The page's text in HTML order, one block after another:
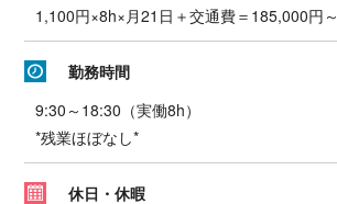
1,100円×8h×月21日＋交通費＝185,000円～
勤務時間
9:30～18:30（実働8h）
*残業ほぼなし*
休日・休暇